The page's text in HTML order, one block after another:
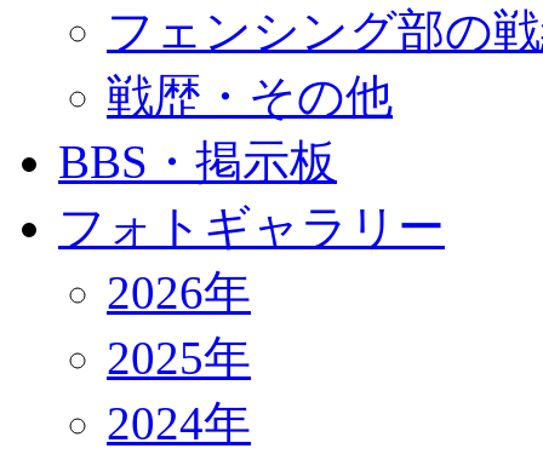
フェンシング部の
戦歴・その他
BBS・掲示板
フォトギャラリー
2026年
2025年
2024年